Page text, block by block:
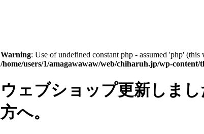
Warning: Use of undefined constant php - assumed 'php'
/home/users/1/amagawawaw/web/chiharuh.jp/wp-content/
ウェブショップ更新しま
方へ。